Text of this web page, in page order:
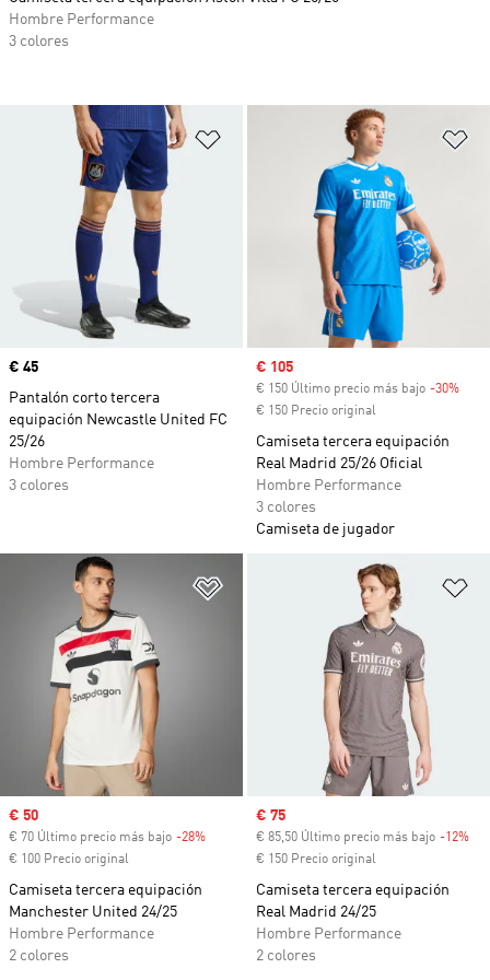
Añadir a la lista de deseos
Precio
€ 45
Pantalón corto tercera
equipación Newcastle United FC
25/26
Hombre Performance
3 colores
Precio de venta
€ 105
€ 150 Último precio más bajo -30%
€ 150 Precio original
Camiseta tercera equipación
Real Madrid 25/26 Oficial
Hombre Performance
3 colores
Camiseta de jugador
Añadir a la lista de deseos
Precio de venta
€ 50
€ 70 Último precio más bajo -28% Descuento
€ 100 Precio original
Camiseta tercera equipación
Manchester United 24/25
Hombre Performance
2 colores
Precio de venta
€ 75
€ 85,50 Último precio más bajo -12%
€ 150 Precio original
Camiseta tercera equipación
Real Madrid 24/25
Hombre Performance
2 colores
Hombre Performance
3 colores